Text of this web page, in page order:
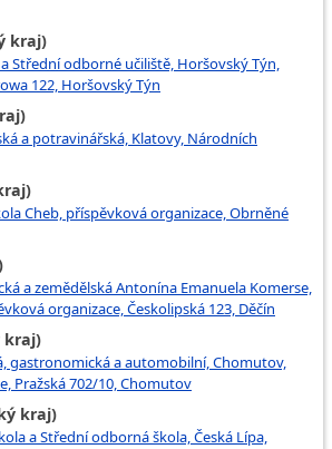
kraj)
Střední odborné učiliště, Horšovský Týn,
122, Horšovský Týn
a potravinářská, Klatovy, Národních
Cheb, příspěvková organizace, Obrněné
a zemědělská Antonína Emanuela Komerse,
organizace, Českolipská 123, Děčín
kraj)
gastronomická a automobilní, Chomutov,
Pražská 702/10, Chomutov
kraj)
a Střední odborná škola, Česká Lípa,